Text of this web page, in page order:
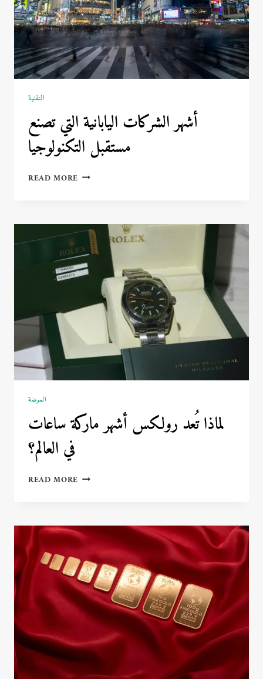
التقنية
أشهر الشركات اليابانية التي تصنع
مستقبل التكنولوجيا
READ MORE أشهر
تصنع
مستقبل
التكنولوجيا
الموضة
لماذا تُعد رولكس أشهر ماركة ساعات
في العالم؟
READ MORE لماذا
ماركة
ساعات
في
العالم؟